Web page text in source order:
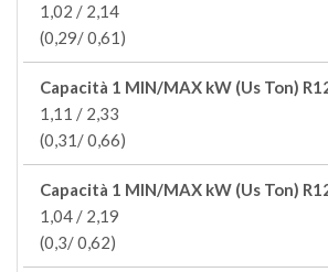
1,02 / 2,14
(0,29/ 0,61)
Capacità 1 MIN/MAX kW (Us Ton)
1,11 / 2,33
(0,31/ 0,66)
Capacità 1 MIN/MAX kW (Us Ton)
1,04 / 2,19
(0,3/ 0,62)